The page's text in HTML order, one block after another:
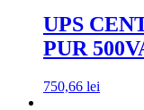
UPS
PUR
750,66 lei